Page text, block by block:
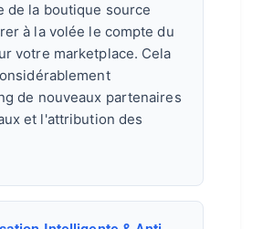
de la boutique source
à la volée le compte du
votre marketplace. Cela
de nouveaux partenaires
et l'attribution des